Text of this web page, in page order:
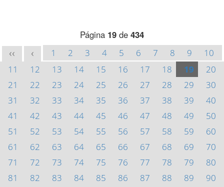
Página 19 de 434
<< < 1 2 3 4 5 6 7 8 9
10
11
12 13 14 15 16 17 18 19
20
21
22 23 24 25 26 27 28 29
30
31
32 33 34 35 36 37 38 39
40
41
42 43 44 45 46 47 48 49
50
51
52 53 54 55 56 57 58 59
60
61
62 63 64 65 66 67 68 69
70
71
72 73 74 75 76 77 78 79
80
81
82 83 84 85 86 87 88 89
90